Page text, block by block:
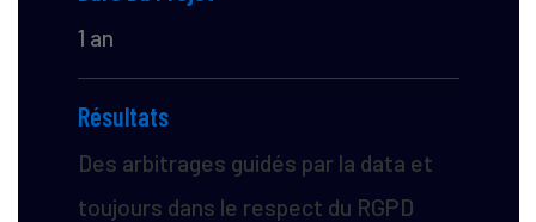
1 an
Résultats
Des arbitrages guidés par la data et
toujours dans le respect du RGPD